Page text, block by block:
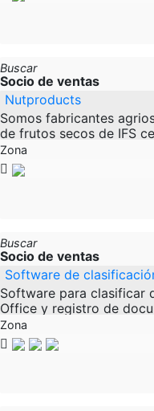
mercado mundial por
Buscar
Socio de ventas
Nutproducts
Somos fabricantes
de frutos secos de IFS
estamos buscando una
distribución que opere en
Alemania para nuestra
Zona
Buscar
Socio de ventas
Software de
Software para clasificar
Office y registro de
Office con código de
(IDV Procesamiento de
Zona